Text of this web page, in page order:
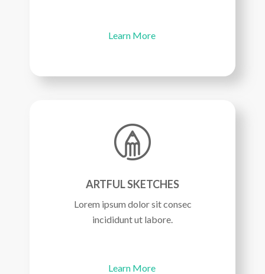
Learn More
ARTFUL SKETCHES
Lorem ipsum dolor sit consec
incididunt ut labore.
Learn More